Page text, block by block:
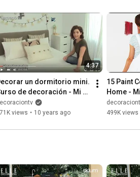
4:37
un dormitorio mini.
de decoración - Mi
| DecoraciónTV
views • 10 years ago
15 Paint
Home - Mi
499K views